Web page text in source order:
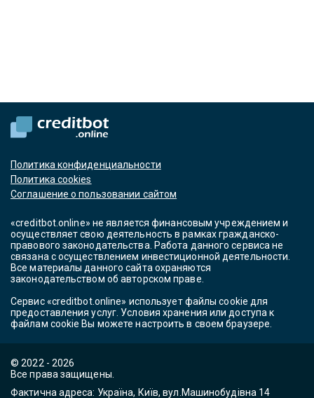
Политика конфиденциальности
Политика cookies
Соглашение о пользовании сайтом
«creditbot.online» не является финансовым учреждением и
осуществляет свою деятельность в рамках гражданско-
правового законодательства. Работа данного сервиса не
связана с осуществлением инвестиционной деятельности.
Все материалы данного сайта охраняются
законодательством об авторском праве.
Сервис «creditbot.online» использует файлы cookie для
предоставления услуг. Условия хранения или доступа к
файлам cookie Вы можете настроить в своем браузере.
© 2022 - 2026
Все права защищены.
Фактична адреса: Україна, Київ, вул.Машинобудівна 14